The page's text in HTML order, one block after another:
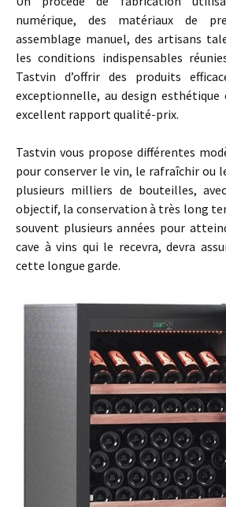
numérique, des matériaux de
assemblage manuel, des artisans
les conditions indispensables
Tastvin d’offrir des produits
exceptionnelle, au design
excellent rapport qualité-prix.
Tastvin vous propose différentes
pour conserver le vin, le rafraîchir ou
plusieurs milliers de bouteilles,
objectif, la conservation à très long
souvent plusieurs années pour
cave à vins qui le recevra, devra
cette longue garde.